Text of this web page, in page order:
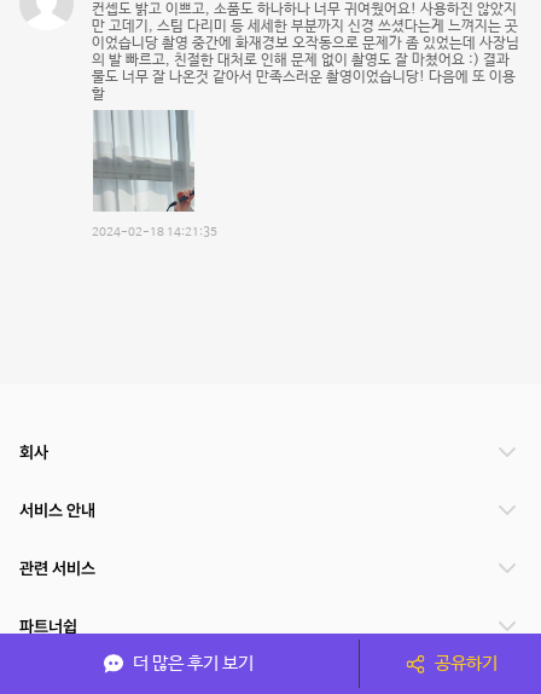
컨셉도 밝고 이쁘고, 소품도 하나하나 너무 귀여웠어요! 사용하진 않았지
만 고데기, 스팀 다리미 등 세세한 부분까지 신경 쓰셨다는게 느껴지는 곳
이었습니당 촬영 중간에 화재경보 오작동으로 문제가 좀 있었는데 사장님
의 발 빠르고, 친절한 대처로 인해 문제 없이 촬영도 잘 마쳤어요 :) 결과
물도 너무 잘 나온것 같아서 만족스러운 촬영이었습니당! 다음에 또 이용
할
2024-02-18 14:21:35
더 많은 후기 보기 공유하기
회사
서비스 안내
관련 서비스
파트너쉽